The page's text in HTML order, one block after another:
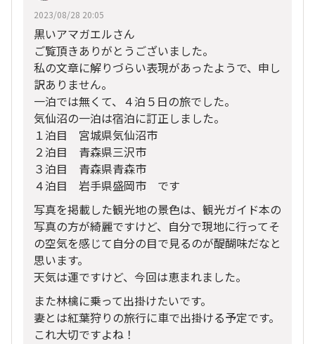
2023/08/28 20:05
黒いアマガエルさん
ご覧頂きありがとうございました。
私の文章に解りづらい表現があったようで、申し
訳ありません。
一泊では無くて、４泊５日の旅でした。
気仙沼の一泊は宿泊に訂正しました。
１泊目 宮城県気仙沼市
２泊目 青森県三沢市
３泊目 青森県青森市
４泊目 岩手県盛岡市 です
写真を掲載した観光地の景色は、観光ガイド本の
写真の方が綺麗ですけど、自分で現地に行ってそ
の空気を感じて自分の目で見るのが醍醐味だなと
思います。
天気は運ですけど、今回は恵まれました。
また林檎に乗って出掛けたいです。
妻とは紅葉狩りの旅行に車で出掛ける予定です。
これ大切ですよね！